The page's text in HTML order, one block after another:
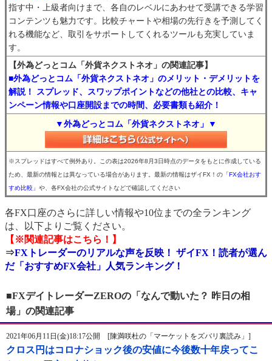
指す中・上級者向けまで、各自のレベルにあわせて受講できる学習
コンテンツも魅力です。比較チャートや相場の先行きを予測してく
れる機能など、取引をサポートしてくれるツールも充実していま
す。
【外為どっとコム「外貨ネクストネオ」の関連記事】
■外為どっとコム「外貨ネクストネオ」のメリット・デメリットを
解説！ スプレッド、スワップポイントなどの他社との比較、キャ
ンペーン情報や口座開設までの時間、必要書類も紹介！
▼外為どっとコム「外貨ネクストネオ」▼
※スプレッドはすべて例外あり。この表は2026年8月3日時点のデータをもとに作成している
ため、最新の情報とは異なっている場合があります。最新の情報はザイFX！の 「FX会社おす
すめ比較」 や、各FX会社の公式サイトなどで確認してください
各FX口座のさらに詳しい情報や10位までの全ランキング
は、以下よりご覧ください。
【※関連記事はこちら！】
⇒FXトレーダーのリアルな声を反映！ ザイFX！読者が選ん
だ「おすすめFX会社」人気ランキング！
■FXデイトレーダーZEROの「なんで動いた？ 昨日の相
場」の関連記事
2021年06月11日(金)18:17公開 [陳満咲杜の「マーケットをズバリ裏読み」]
クロス円はコロナショック後の安値に今後数十年戻ってこ